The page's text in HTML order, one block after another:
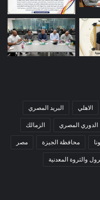
الاهلي البريد المصري
الدوري المصري الزمالك
محافظة الجيزة مصر
والثروة المعدنية